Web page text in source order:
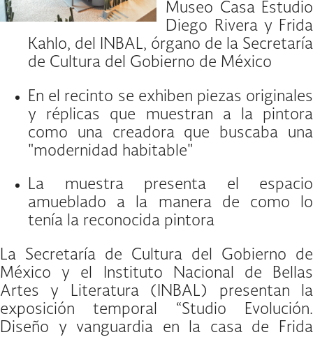
Museo Casa Estudio
Diego Rivera y Frida
Kahlo, del INBAL, órgano de la Secretaría
de Cultura del Gobierno de México
En el recinto se exhiben piezas originales
y réplicas que muestran a la pintora
como una creadora que buscaba una
"modernidad habitable"
La muestra presenta el espacio
amueblado a la manera de como lo
tenía la reconocida pintora
La Secretaría de Cultura del Gobierno de
México y el Instituto Nacional de Bellas
Artes y Literatura (INBAL) presentan la
exposición temporal “Studio Evolución.
Diseño y vanguardia en la casa de Frida